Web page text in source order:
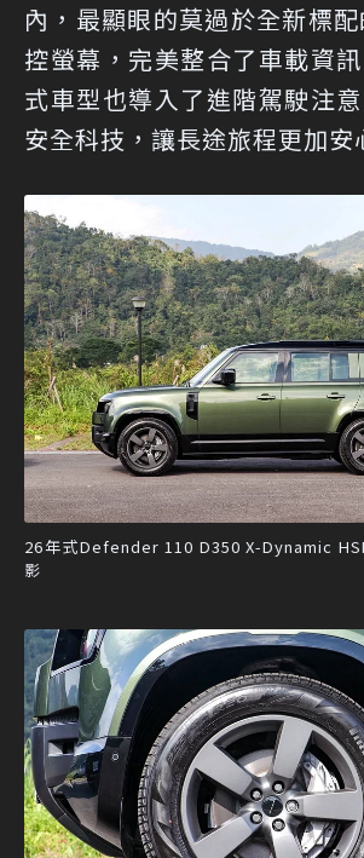
內，最顯眼的莫過於全新標
控螢幕，完美整合了車載資
式車型也導入了進階駕駛注
安全科技，讓長途旅程更加安
26年式Defender 110 D350 X-Dynamic
影